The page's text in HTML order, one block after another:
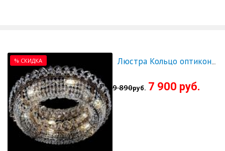
% СКИДКА
9 890руб. 7 900 руб.